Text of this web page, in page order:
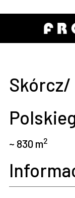
Skórcz/
~ 830 m2